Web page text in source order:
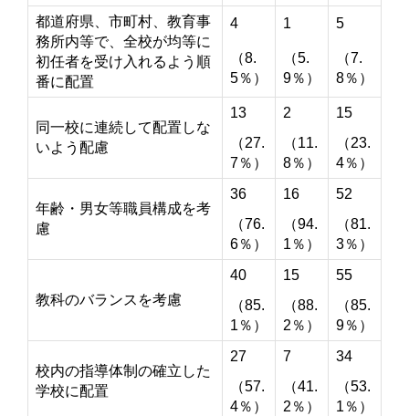
都道府県、市町村、教育事
務所内等で、全校が均等に
初任者を受け入れるよう順
番に配置
4 1 5
（8.
5％）
（5.
9％）
（7.
8％）
同一校に連続して配置しな
いよう配慮
13 2
15
（27.
7％）
（11.
8％）
（23.
4％）
年齢・男女等職員構成を考
慮
36 16
52
（76.
6％）
（94.
1％）
（81.
3％）
教科のバランスを考慮
40 15
55
（85.
1％）
（88.
2％）
（85.
9％）
校内の指導体制の確立した
学校に配置
27 7
34
（57.
4％）
（41.
2％）
（53.
1％）